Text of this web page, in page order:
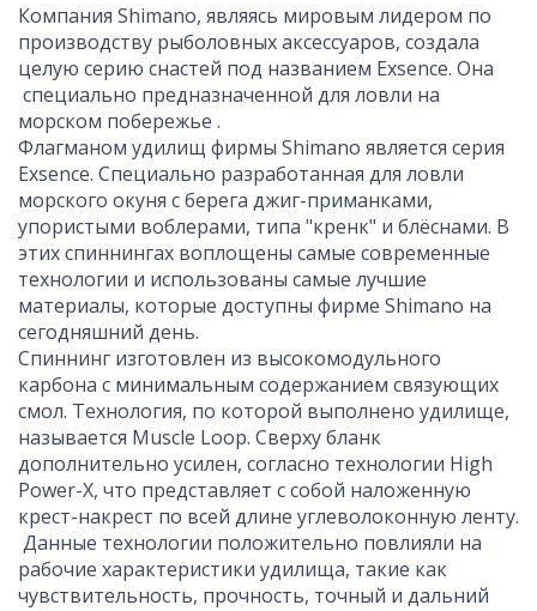
Компания Shimano, являясь мировым лидером по
производству рыболовных аксессуаров, создала
целую серию снастей под названием Exsence. Она
специально предназначенной для ловли на
морском побережье .
Флагманом удилищ фирмы Shimano является серия
Exsence. Специально разработанная для ловли
морского окуня с берега джиг-приманками,
упористыми воблерами, типа "кренк" и блёснами. В
этих спиннингах воплощены самые современные
технологии и использованы самые лучшие
материалы, которые доступны фирме Shimano на
сегодняшний день.
Спиннинг изготовлен из высокомодульного
карбона с минимальным содержанием связующих
смол. Технология, по которой выполнено удилище,
называется Muscle Loop. Сверху бланк
дополнительно усилен, согласно технологии High
Power-X, что представляет с собой наложенную
крест-накрест по всей длине углеволоконную ленту.
Данные технологии положительно повлияли на
рабочие характеристики удилища, такие как
чувствительность, прочность, точный и дальний